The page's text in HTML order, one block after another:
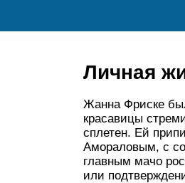
Личная
Жанна Фриске
красавицы
сплетен. Ей
Амораловым, с
главным мачо
или